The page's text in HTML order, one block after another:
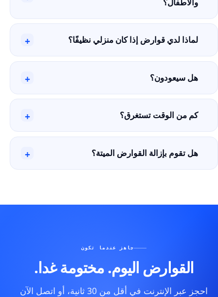
لماذا لدي قوارض إذا كان منزلي نظيفًا؟ +
هل سيعودون؟ +
كم من الوقت تستغرق؟ +
هل تقوم بإزالة القوارض الميتة؟ +
جاهز عندما تكون
القوارض اليوم. مختومة غدا.
احجز عبر الإنترنت في أقل من 30 ثانية، أو اتصل الآن